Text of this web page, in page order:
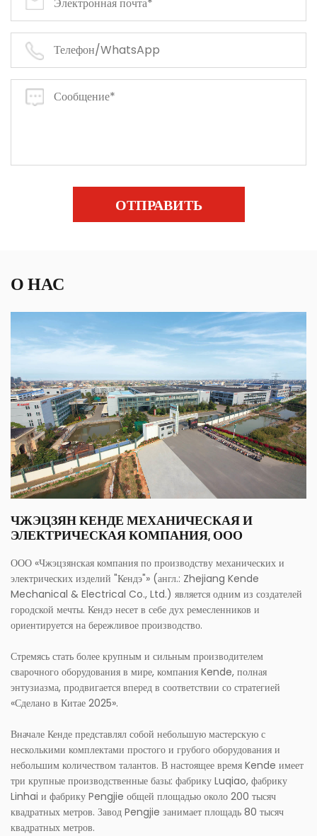
ОТПРАВИТЬ
О НАС
ЧЖЭЦЗЯН КЕНДЕ МЕХАНИЧЕСКАЯ И
ЭЛЕКТРИЧЕСКАЯ КОМПАНИЯ, ООО
ООО «Чжэцзянская компания по производству механических и
электрических изделий "Кендэ"» (англ.: Zhejiang Kende
Mechanical & Electrical Co., Ltd.) является одним из создателей
городской мечты. Кендэ несет в себе дух ремесленников и
ориентируется на бережливое производство.
Стремясь стать более крупным и сильным производителем
сварочного оборудования в мире, компания Kende, полная
энтузиазма, продвигается вперед в соответствии со стратегией
«Сделано в Китае 2025».
Вначале Кенде представлял собой небольшую мастерскую с
несколькими комплектами простого и грубого оборудования и
небольшим количеством талантов. В настоящее время Kende имеет
три крупные производственные базы: фабрику Luqiao, фабрику
Linhai и фабрику Pengjie общей площадью около 200 тысяч
квадратных метров. Завод Pengjie занимает площадь 80 тысяч
квадратных метров.